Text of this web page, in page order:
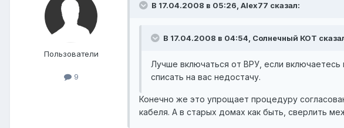
Пользователи
9
В 17.04.2008 в 05:26, Alex77 сказал:
В 17.04.2008 в 04:54, Солнечный КОТ
Лучше включаться от ВРУ, если включаетесь
списать на вас недостачу.
Конечно же это упрощает процедуру
кабеля. А в старых домах как быть, сверлить